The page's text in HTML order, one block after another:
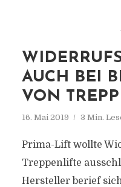
AUCH BEI
VON
16. Mai 2019 3 Min.
Prima-Lift wollte
Treppenlifte
Hersteller berief